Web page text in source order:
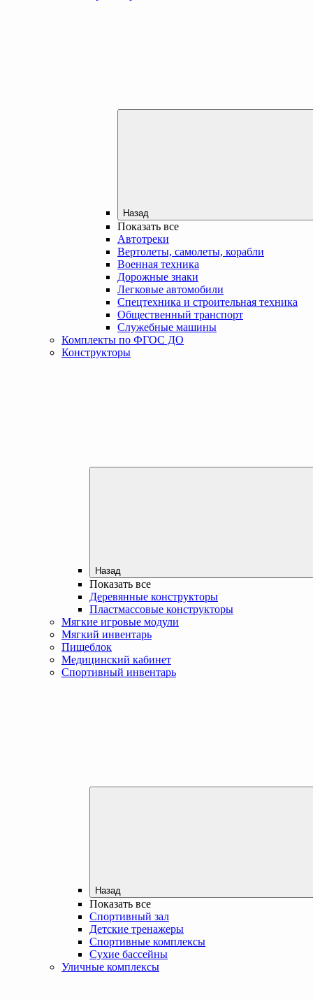
Назад
Показать все
Автотреки
Вертолеты, самолеты, корабли
Военная техника
Дорожные знаки
Легковые автомобили
Спецтехника и строительная техника
Общественный транспорт
Служебные машины
Комплекты по ФГОС ДО
Конструкторы
Назад
Показать все
Деревянные конструкторы
Пластмассовые конструкторы
Мягкие игровые модули
Мягкий инвентарь
Пищеблок
Медицинский кабинет
Спортивный инвентарь
Назад
Показать все
Спортивный зал
Детские тренажеры
Спортивные комплексы
Сухие бассейны
Уличные комплексы